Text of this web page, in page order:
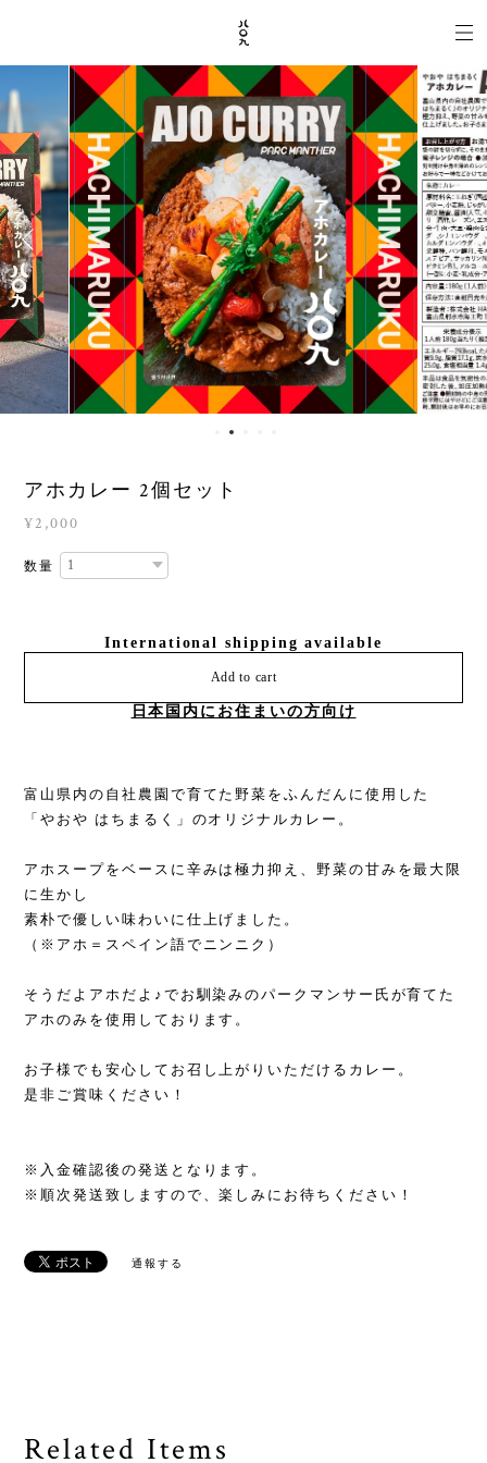
アホカレー 2個セット
¥2,000
数量
International shipping available
Add to cart
日本国内にお住まいの方向け
富山県内の自社農園で育てた野菜をふんだんに使用した
「やおや はちまるく」のオリジナルカレー。
アホスープをベースに辛みは極力抑え、野菜の甘みを最大限
に生かし
素朴で優しい味わいに仕上げました。
（※アホ＝スペイン語でニンニク）
そうだよアホだよ♪でお馴染みのパークマンサー氏が育てた
アホのみを使用しております。
お子様でも安心してお召し上がりいただけるカレー。
是非ご賞味ください！
※入金確認後の発送となります。
※順次発送致しますので、楽しみにお待ちください！
通報する
Related Items